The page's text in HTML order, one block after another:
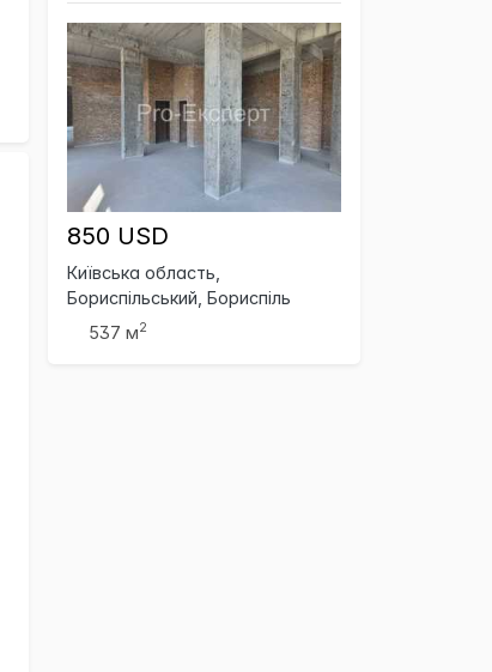
850 USD
Київська область,
Бориспільський, Бориспіль
537 м2